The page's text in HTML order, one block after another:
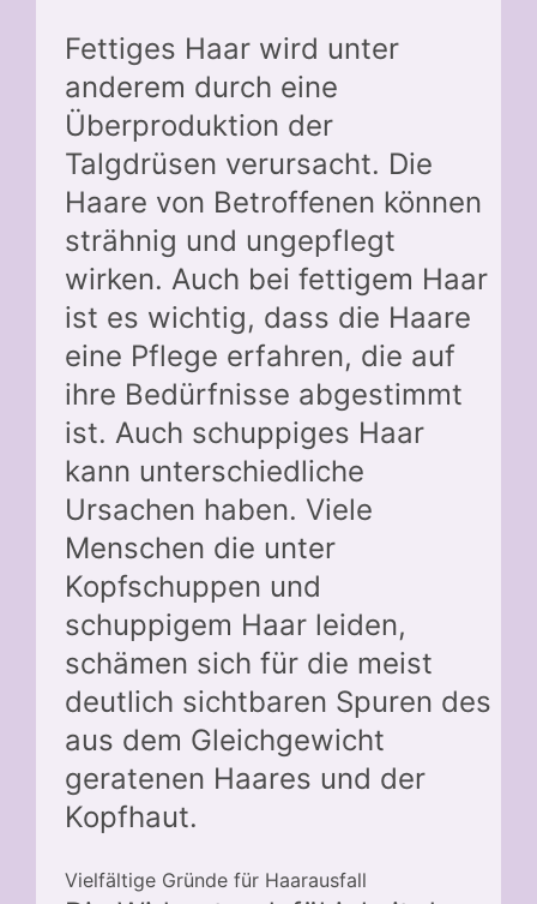
Fettiges Haar wird unter
anderem durch eine
Überproduktion der
Talgdrüsen verursacht. Die
Haare von Betroffenen können
strähnig und ungepflegt
wirken. Auch bei fettigem Haar
ist es wichtig, dass die Haare
eine Pflege erfahren, die auf
ihre Bedürfnisse abgestimmt
ist. Auch schuppiges Haar
kann unterschiedliche
Ursachen haben. Viele
Menschen die unter
Kopfschuppen und
schuppigem Haar leiden,
schämen sich für die meist
deutlich sichtbaren Spuren des
aus dem Gleichgewicht
geratenen Haares und der
Kopfhaut.
Vielfältige Gründe für Haarausfall